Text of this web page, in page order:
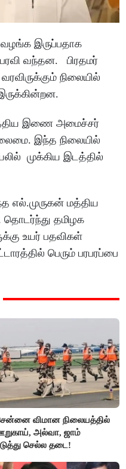
வழங்க இருப்பதாக
வந்தன. பிரதமர்
நிலையில்
இணை அமைச்சர்
இந்த நிலையில்
முக்கிய இடத்தில்
எல்.முருகன் மத்திய
தமிழக
உயர் பதவிகள்
பெரும் பரபரப்பை
விமான நிலையத்தில்
அல்வா, ஜாம்
செல்ல தடை!